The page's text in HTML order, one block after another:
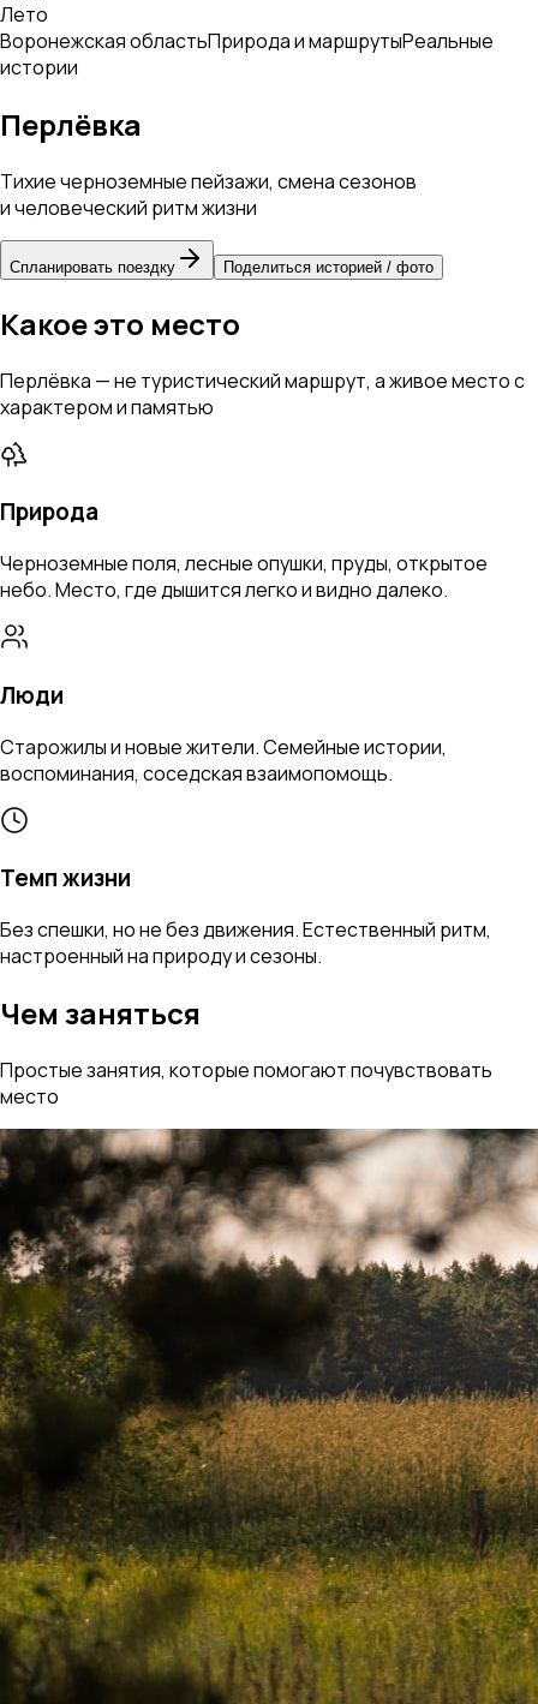
Лето
Воронежская областьПрирода и маршрутыРеальные
истории
Перлёвка
Тихие черноземные пейзажи, смена сезонов
и человеческий ритм жизни
Спланировать поездку Поделиться историей / фото
Какое это место
Перлёвка — не туристический маршрут, а живое место с
характером и памятью
Природа
Черноземные поля, лесные опушки, пруды, открытое
небо. Место, где дышится легко и видно далеко.
Люди
Старожилы и новые жители. Семейные истории,
воспоминания, соседская взаимопомощь.
Темп жизни
Без спешки, но не без движения. Естественный ритм,
настроенный на природу и сезоны.
Чем заняться
Простые занятия, которые помогают почувствовать
место